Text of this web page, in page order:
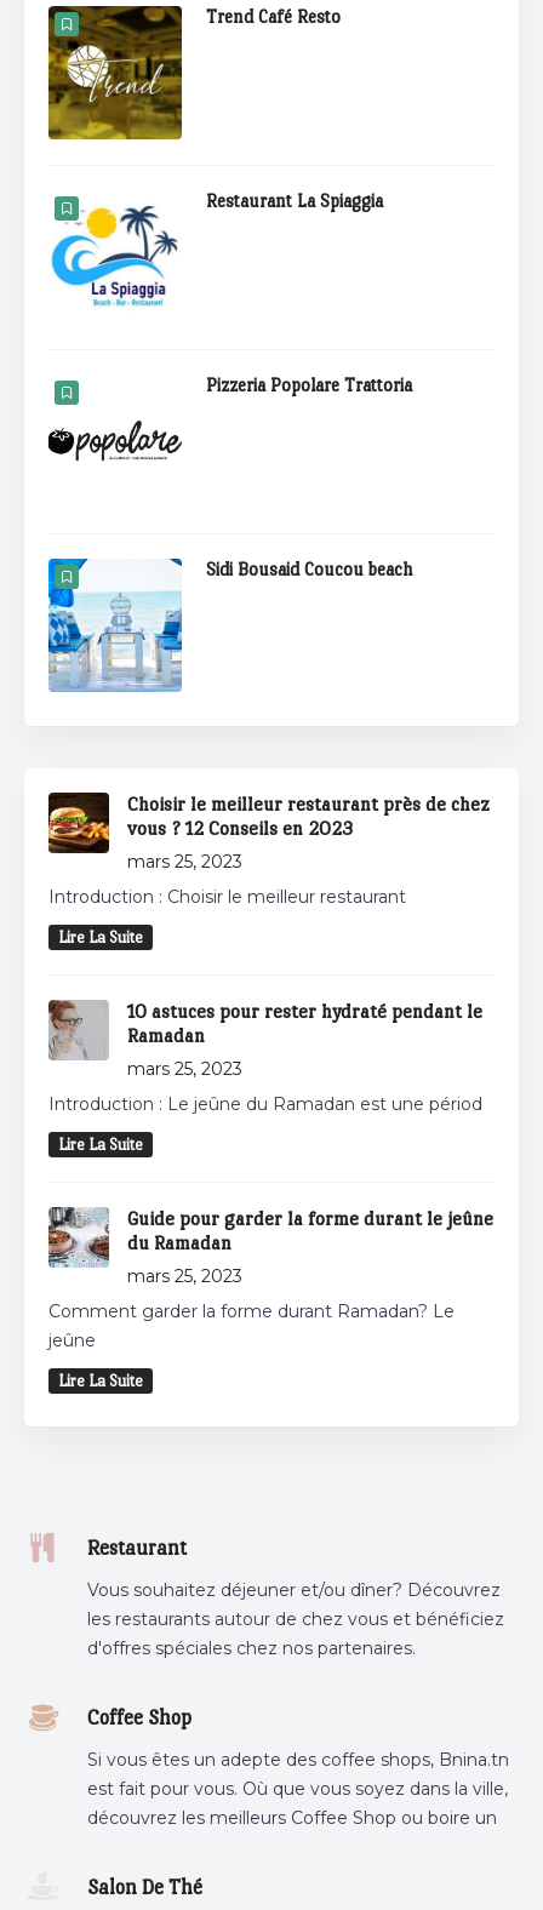
Trend Café Resto
Restaurant La Spiaggia
Pizzeria Popolare Trattoria
Sidi Bousaid Coucou beach
Choisir le meilleur restaurant près de chez
vous ? 12 Conseils en 2023
mars 25, 2023
Introduction : Choisir le meilleur restaurant
Lire La Suite
10 astuces pour rester hydraté pendant le
Ramadan
mars 25, 2023
Introduction : Le jeûne du Ramadan est une périod
Lire La Suite
Guide pour garder la forme durant le jeûne
du Ramadan
mars 25, 2023
Comment garder la forme durant Ramadan? Le
jeûne
Lire La Suite
Restaurant
Vous souhaitez déjeuner et/ou dîner? Découvrez
les restaurants autour de chez vous et bénéficiez
d'offres spéciales chez nos partenaires.
Coffee Shop
Si vous êtes un adepte des coffee shops, Bnina.tn
est fait pour vous. Où que vous soyez dans la ville,
découvrez les meilleurs Coffee Shop ou boire un
Salon De Thé